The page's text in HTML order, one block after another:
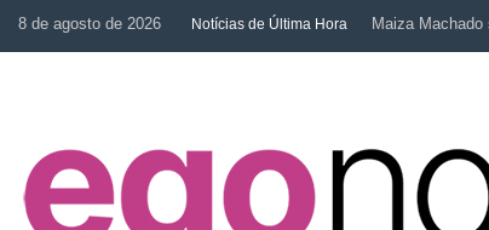
8 de agosto de 2026 Notícias de Última Hora Maiza Machado